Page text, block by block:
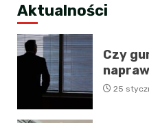
Aktualności
Czy
25